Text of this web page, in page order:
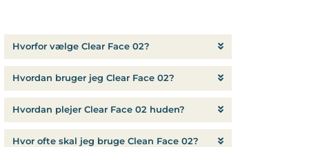
Hvorfor vælge Clear Face 02?
Hvordan bruger jeg Clear Face 02?
Hvordan plejer Clear Face 02 huden?
Hvor ofte skal jeg bruge Clean Face 02?